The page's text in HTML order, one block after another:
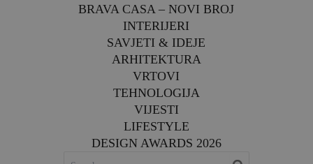
BRAVA CASA – NOVI BROJ
INTERIJERI
SAVJETI & IDEJE
ARHITEKTURA
VRTOVI
TEHNOLOGIJA
VIJESTI
LIFESTYLE
DESIGN AWARDS 2026